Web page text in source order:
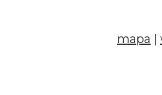
mapa |